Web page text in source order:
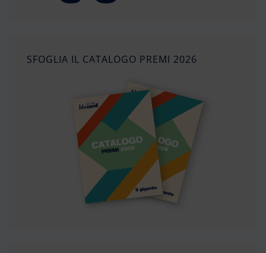
SFOGLIA IL CATALOGO PREMI 2026